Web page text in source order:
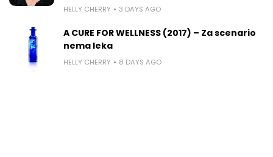
HELLY CHERRY 3 DAYS AGO
A CURE FOR WELLNESS (2017) – Za scenario
nema leka
HELLY CHERRY 8 DAYS AGO